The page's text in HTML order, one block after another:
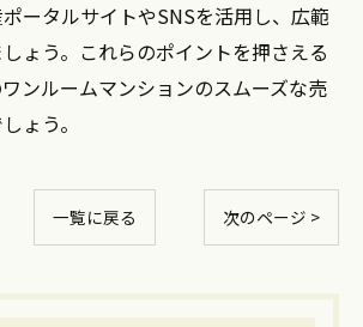
ータルサイトやSNSを活用し、広範
ょう。これらのポイントを押さえる
ンルームマンションのスムーズな売
ょう。
一覧に戻る 次のページ >